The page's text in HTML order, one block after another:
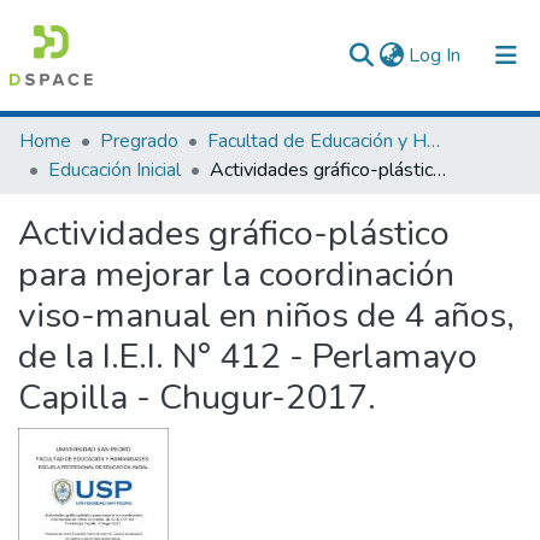
Log In (current)
Communities & Collections
All of DSpace
Statistics
Home Pregrado
Facultad de Educación y Humanidades
Educación Inicial
Actividades gráfico-plástico para mejorar la coordinación viso-manual en niños de 4 años, de la I.E.I. N° 412 - Perlamayo Capilla - Chugur-2017.
Actividades gráfico-plástico
para mejorar la coordinación
viso-manual en niños de 4 años,
de la I.E.I. N° 412 - Perlamayo
Capilla - Chugur-2017.